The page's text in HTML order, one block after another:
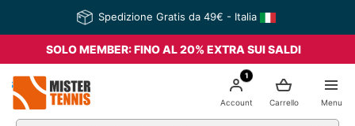
Spedizione Gratis da 49€ - Italia
SOLO MEMBER: FINO AL 20% EXTRA SUI SALDI
Menu
Carrello
1
Account